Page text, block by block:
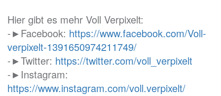
Hier gibt es mehr Voll Verpixelt:
-►Facebook: https://www.facebook.com/Voll-
verpixelt-1391650974211749/
-►Twitter: https://twitter.com/voll_verpixelt
-►Instagram:
https://www.instagram.com/voll.verpixelt/